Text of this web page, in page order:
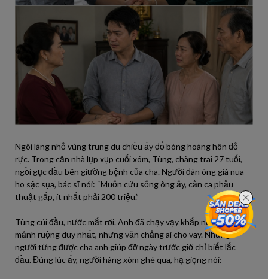
Ngôi làng nhỏ vùng trung du chiều ấy đổ bóng hoàng hôn đỏ
rực. Trong căn nhà lụp xụp cuối xóm, Tùng, chàng trai 27 tuổi,
ngồi gục đầu bên giường bệnh của cha. Người đàn ông già nua
ho sặc sụa, bác sĩ nói: “Muốn cứu sống ông ấy, cần ca phẫu
thuật gấp, ít nhất phải 200 triệu.”
Tùng cúi đầu, nước mắt rơi. Anh đã chạy vạy khắp nơi, cắm cả
mảnh ruộng duy nhất, nhưng vẫn chẳng ai cho vay. Những
người từng được cha anh giúp đỡ ngày trước giờ chỉ biết lắc
đầu. Đúng lúc ấy, người hàng xóm ghé qua, hạ giọng nói: